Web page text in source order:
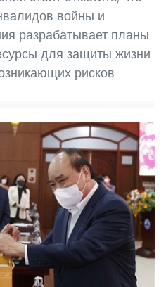
войны и
разрабатывает планы
для защиты жизни
рисков